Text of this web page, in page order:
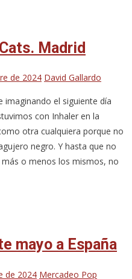
Madrid
de 2024 David Gallardo
el siguiente día
con Inhaler en la
otra cualquiera porque no
negro. Y hasta que no
o menos los mismos, no
mayo a España
de 2024 Mercadeo Pop